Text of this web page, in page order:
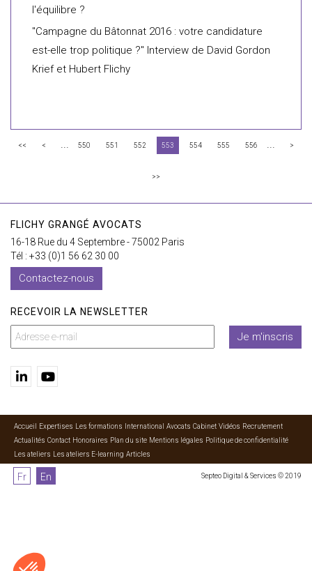
l'équilibre ?
"Campagne du Bâtonnat 2016 : votre candidature
est-elle trop politique ?" Interview de David Gordon
Krief et Hubert Flichy
<< < ... 550 551 552 553 554 555 556 ... >
>>
FLICHY GRANGÉ AVOCATS
16-18 Rue du 4 Septembre - 75002 Paris
Tél : +33 (0)1 56 62 30 00
Contactez-nous
RECEVOIR LA NEWSLETTER
Je m'inscris
Accueil Expertises Les formations International Avocats Cabinet Vidéos Recrutement
Actualités Contact Honoraires Plan du site Mentions légales Politique de confidentialité
Les ateliers
Les ateliers E-learning Articles
Fr En Septeo Digital & Services © 2019